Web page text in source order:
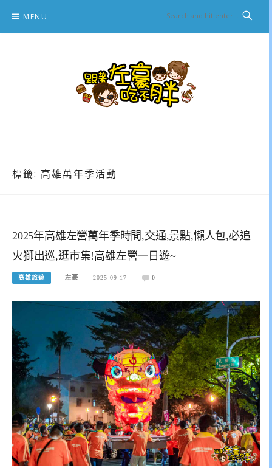
content
MENU
標籤: 高雄萬年季活動
2025年高雄左營萬年季時間,交通,景點,懶人包,必追
火獅出巡,逛市集!高雄左營一日遊~
高雄旅遊 左豪 2025-09-17 0